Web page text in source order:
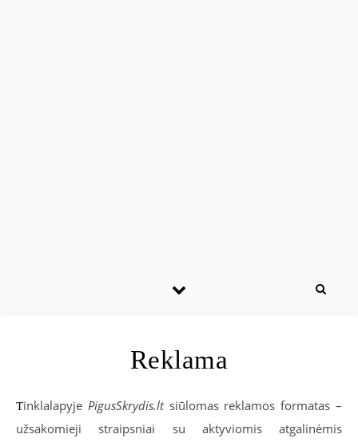
Reklama
Tinklalapyje PigusSkrydis.ltsiūlomas reklamos formatas –
užsakomieji straipsniai su aktyviomis atgalinėmis